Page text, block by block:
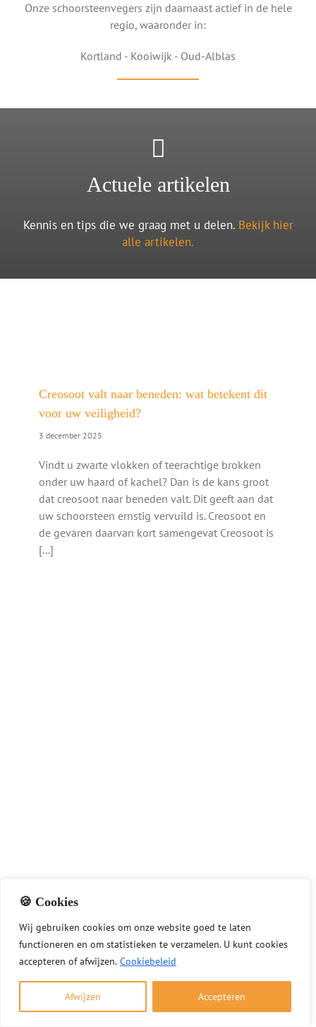
🍪 Cookies
Wij gebruiken cookies om onze website goed te laten
functioneren en om statistieken te verzamelen. U kunt cookies
accepteren of afwijzen. Cookiebeleid
Afwijzen Accepteren
Onze schoorsteenvegers zijn daarnaast actief in de hele
regio, waaronder in:
Kortland - Kooiwijk - Oud-Alblas
Actuele artikelen
Kennis en tips die we graag met u delen. Bekijk hier
alle artikelen.
Creosoot valt naar beneden: wat betekent dit
voor uw veiligheid?
3 december 2025
Vindt u zwarte vlokken of teerachtige brokken
onder uw haard of kachel? Dan is de kans groot
dat creosoot naar beneden valt. Dit geeft aan dat
uw schoorsteen ernstig vervuild is. Creosoot en
de gevaren daarvan kort samengevat Creosoot is
[...]
Rookterugslag vanuit de haard: tips en
oplossingen
3 december 2025
inkomt, duidt vaak op een probleem met de
schoorsteen of ventilatie. Goed stookgedrag en